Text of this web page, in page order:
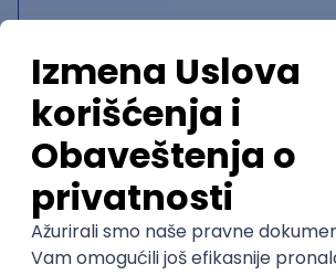
TEHNOLOGIJA
POSLODAVAC
GRAD
SENIORITET
Najnoviji poslovi svakog
inboxu
Prijavi se